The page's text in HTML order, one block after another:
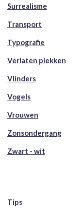
Surrealisme
Transport
Typografie
Verlaten plekken
Vlinders
Vogels
Vrouwen
Zonsondergang
Zwart - wit
Tips